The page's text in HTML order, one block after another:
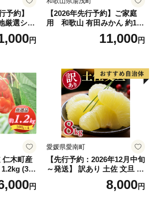
予約】
厳選シャ
～1.3kg
・離島配
ツ 果物
ャインマ
ャイン
ト 産地
カット
う 人気
円
【2026年先行予約】ご家庭
用 和歌山 有田みかん 約10k
g (2L、3Lサイズ)【湯浅町】
11,000円
仁木町産
(300
以上 旬
ランボ チ
円
愛媛県愛南町
【先行予約：2026年12月中旬
～発送】 訳あり 土佐 文旦 8k
g (Mサイズ以上サイズミック
ス) 8000円 わけあり ぶんた
8,000円